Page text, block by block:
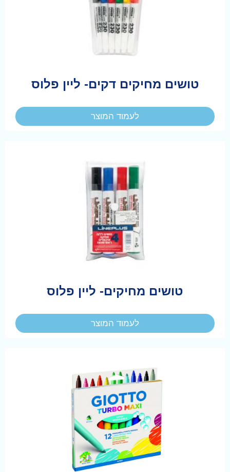
טושים מחיקים דקים- ליין פלוס
לעמוד המוצר
טושים מחיקים- ליין פלוס
לעמוד המוצר